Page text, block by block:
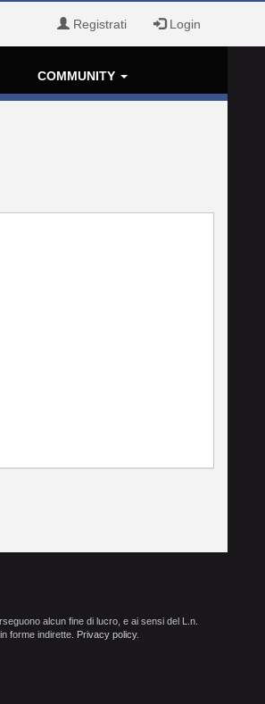
Registrati Login
COMMUNITY
alcun fine di lucro, e ai sensi del L.n.
forme indirette. Privacy policy.